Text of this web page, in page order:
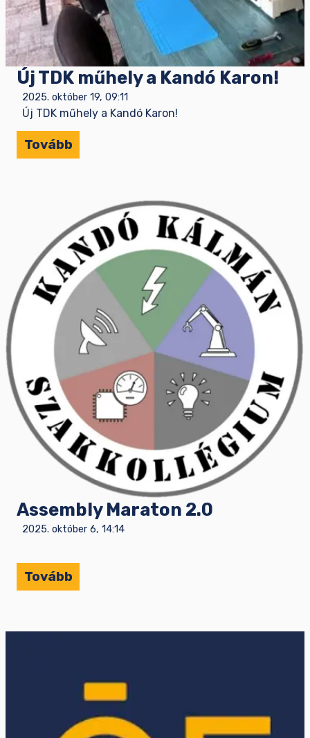
Új TDK műhely a Kandó Karon!
2025. október 19, 09:11
Új TDK műhely a Kandó Karon!
Tovább
Assembly Maraton 2.0
2025. október 6, 14:14
Tovább